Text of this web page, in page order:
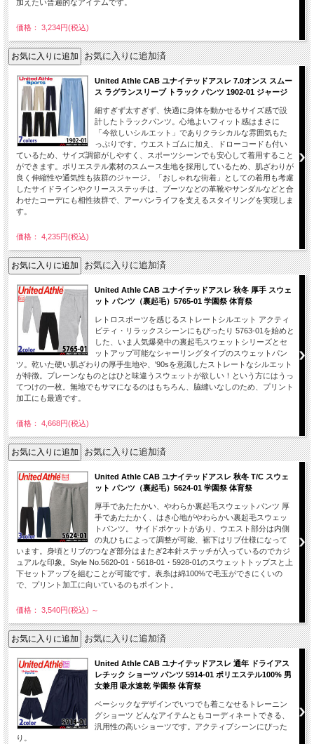
加えたい普遍的なアイテムです。
価格： 3,234円(税込)
お気に入りに追加済
United Athle CAB ユナイテッドアスレ 7.0オンス スムー
ス ラグランスリーブ トラック パンツ 1902-01 ジャージ
細すぎず太すぎず、快適に身体を動かせるサイズ感で設
計したトラックパンツ。心地よいフィット感はまさに
「今欲しいシルエット」でありクラシカルな雰囲気もた
っぷりです。ウエストゴムに加え、ドローコードも付い
ているため、サイズ調節がしやすく、スポーツシーンでも安心して着用すること
ができます。ポリエステル素材のスムース生地を採用しているため、肌ざわりが
良く伸縮性や通気性も抜群のジャージ。「おしゃれな街着」としての着用も考慮
したサイドラインやクリースステッチは、ブーツなどの革靴やサンダルなどと合
わせたコーデにも相性抜群で、アーバンライフを支えるスタイリングを実現しま
す。
価格： 4,235円(税込)
お気に入りに追加済
United Athle CAB ユナイテッドアスレ 秋冬 厚手 スウェ
ット パンツ（裏起毛）5765-01 学園祭 体育祭
レトロスポーツを感じるストレートシルエット アクティ
ビティ・リラックスシーンにもぴったり 5763-01を始めと
した、いま人気爆発中の裏起毛スウェットシリーズとセ
ットアップ可能なシャーリングタイプのスウェットパン
ツ。乾いた硬い肌ざわりの厚手生地や、'90sを意識したストレートなシルエット
が特徴。プレーンなものとはひと味違うスウェットが欲しい！という方にはうっ
てつけの一枚。無地でもサマになるのはもちろん、脇縫いなしのため、プリント
加工にも最適です。
価格： 4,668円(税込)
お気に入りに追加済
United Athle CAB ユナイテッドアスレ 秋冬 T/C スウェ
ット パンツ（裏起毛）5624-01 学園祭 体育祭
厚手であたたかい、やわらか裏起毛スウェットパンツ 厚
手であたたかく、はき心地がやわらかい裏起毛スウェッ
トパンツ。 サイドポケットがあり、ウエスト部分は内側
の丸ひもによって調整が可能、裾下はリブ仕様になって
います。身頃とリブのつなぎ部分はまたぎ2本針ステッチが入っているのでカジ
ュアルな印象。Style No.5620-01・5618-01・5928-01のスウェットトップスと上
下セットアップを組むことが可能です。表糸は綿100%で毛玉ができにくいの
で、プリント加工に向いているのもポイント。
価格： 3,540円(税込) ～
お気に入りに追加済
United Athle CAB ユナイテッドアスレ 通年 ドライアス
レチック ショーツ パンツ 5914-01 ポリエステル100% 男
女兼用 吸水速乾 学園祭 体育祭
ベーシックなデザインでいつでも着こなせるトレーニン
グショーツ どんなアイテムともコーディネートできる、
汎用性の高いショーツです。アクティブシーンにぴった
り。